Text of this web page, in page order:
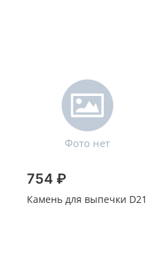
754 ₽
Камень для выпечки D21